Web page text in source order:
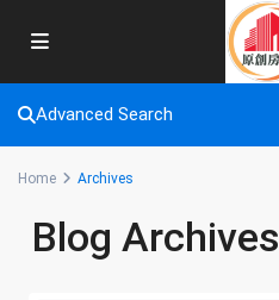
Advanced Search
Home Archives
Blog Archives